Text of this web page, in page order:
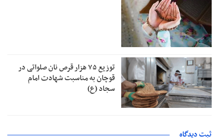
توزیع ۷۵ هزار قرص نان صلواتی در
قوچان به مناسبت شهادت امام
سجاد (ع)
ثبت دیدگاه